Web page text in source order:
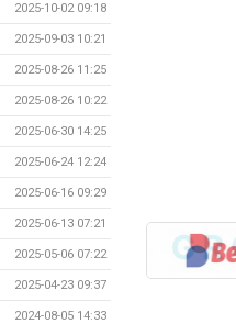
2025-10-02 09:18
2025-09-03 10:21
2025-08-26 11:25
2025-08-26 10:22
2025-06-30 14:25
2025-06-24 12:24
2025-06-16 09:29
2025-06-13 07:21
2025-05-06 07:22
2025-04-23 09:37
2024-08-05 14:33